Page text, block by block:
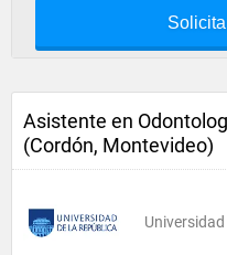
Asistente en
(Cordón, Montevideo)